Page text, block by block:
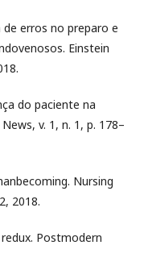
de erros no preparo e
Einstein
do paciente na
v. 1, n. 1, p. 178–
Nursing
2018.
Postmodern